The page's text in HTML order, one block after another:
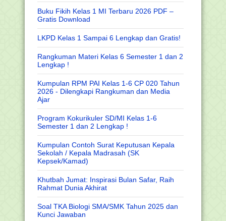
Buku Fikih Kelas 1 MI Terbaru 2026 PDF –
Gratis Download
LKPD Kelas 1 Sampai 6 Lengkap dan Gratis!
Rangkuman Materi Kelas 6 Semester 1 dan 2
Lengkap !
Kumpulan RPM PAI Kelas 1-6 CP 020 Tahun
2026 - Dilengkapi Rangkuman dan Media
Ajar
Program Kokurikuler SD/MI Kelas 1-6
Semester 1 dan 2 Lengkap !
Kumpulan Contoh Surat Keputusan Kepala
Sekolah / Kepala Madrasah (SK
Kepsek/Kamad)
Khutbah Jumat: Inspirasi Bulan Safar, Raih
Rahmat Dunia Akhirat
Soal TKA Biologi SMA/SMK Tahun 2025 dan
Kunci Jawaban